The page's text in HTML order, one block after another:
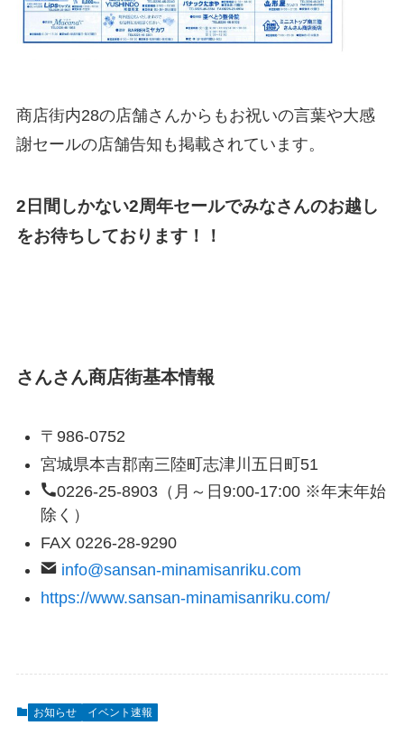
商店街内28の店舗さんからもお祝いの言葉や大感
謝セールの店舗告知も掲載されています。
2日間しかない2周年セールでみなさんのお越し
をお待ちしております！！
さんさん商店街基本情報
〒 986-0752
宮城県本吉郡南三陸町志津川五日町51
0226-25-8903（月～日9:00-17:00 ※年末年始
除く）
FAX 0226-28-9290
info@sansan-minamisanriku.com
https://www.sansan-minamisanriku.com/
お知らせ イベント速報